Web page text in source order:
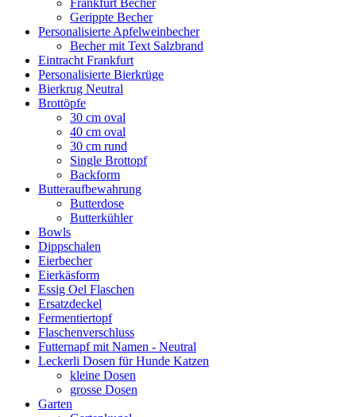
Gerippte Becher
Personalisierte Apfelweinbecher
Becher mit Text Salzbrand
Eintracht Frankfurt
Personalisierte Bierkrüge
Bierkrug Neutral
Brottöpfe
30 cm oval
40 cm oval
30 cm rund
Single Brottopf
Backform
Butteraufbewahrung
Butterdose
Butterkühler
Bowls
Dippschalen
Eierbecher
Eierkäsform
Essig Oel Flaschen
Ersatzdeckel
Fermentiertopf
Flaschenverschluss
Futternapf mit Namen - Neutral
Leckerli Dosen für Hunde Katzen
kleine Dosen
grosse Dosen
Garten